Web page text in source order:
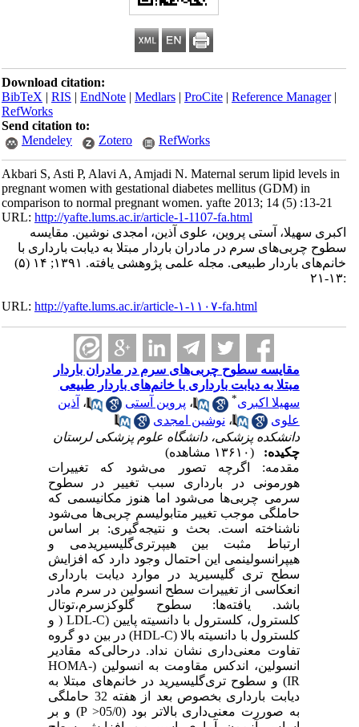
Download citation:
BibTeX|RIS|EndNote|Medlars|ProCite|Reference Manager
RefWorks
Send citation to:
Mendeley
Zotero RefWorks
Akbari S, Asti P, Alavi A, Amjadi N. Maternal serum lipid levels in
pregnant women with gestational diabetes mellitus (GDM) in
comparison to normal pregnant women. yafte 2013; 14 (5) :13-21
URL:http://yafte.lums.ac.ir/article-1-1107-fa.html
اکبری سهیلا، آستی پروین، علوی آذین، امجدی نوشین. مقایسه
سطوح چربی‌های سرم در مادران باردار مبتلا به دیابت بارداری با
خانم‌های باردار طبیعی. مجله علمی پژوهشی یافته. ۱۳۹۱; ۱۴ (۵)
URL:http://yafte.lums.ac.ir/article-۱-۱۱۰۷-fa.html
مقایسه سطوح چربی‌های سرم در مادران باردار
مبتلا به دیابت بارداری با خانم‌های باردار طبیعی
سهیلا اکبری* ،پروین آستی ،آذین
علوی
،نوشین امجدی
دانشکده پزشکی، دانشگاه علوم پزشکی لرستان
چکیده:
مقدمه: اگرچه تصور می‌شود که تغییرات
هورمونی در بارداری سبب تغییر در سطوح
سرمی چربی‌ها می‌شود اما هنوز مکانیسمی که
حاملگی موجب تغییر متابولیسم چربی‌ها می‌شود
ناشناخته است. بحث و نتیجه‌گیری: بر اساس
ارتباط مثبت بین هیپرتری‌گلیسیریدمی و
هیپرانسولینمی این احتمال وجود دارد که افزایش
سطح تری گلیسیرید در موارد دیابت بارداری
انعکاسی از تغییرات سطح انسولین در سرم مادر
باشد. یافته‌ها: سطوح گلوکزسرم،توتال
کلسترول، کلسترول با دانسیته پایین (LDL-C ( و
کلسترول با دانسیته بالا (HDL-C) در بین دو گروه
تفاوت معنی‌داری نشان نداد. درحالی‌که مقادیر
انسولین، اندکس مقاومت به انسولین (HOMA-
IR) و سطوح تری‌گلیسیرید در خانم‌های مبتلا به
دیابت بارداری بخصوص بعد از هفته 32 حاملگی
به صوررت معنی‌داری بالاتر بود (05/0< P) و بر